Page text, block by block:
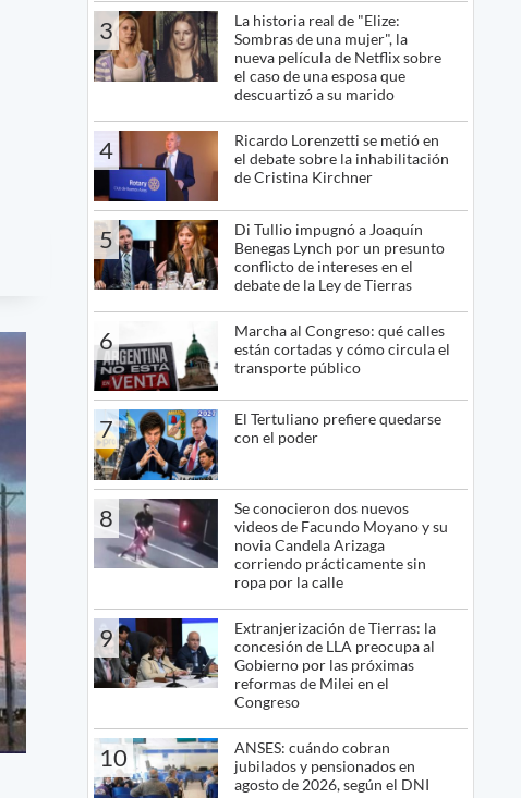
3
La historia real de "Elize:
Sombras de una mujer", la
nueva película de Netflix sobre
el caso de una esposa que
descuartizó a su marido
4
Ricardo Lorenzetti se metió en
el debate sobre la inhabilitación
de Cristina Kirchner
5
Di Tullio impugnó a Joaquín
Benegas Lynch por un presunto
conflicto de intereses en el
debate de la Ley de Tierras
6
Marcha al Congreso: qué calles
están cortadas y cómo circula el
transporte público
7
El Tertuliano prefiere quedarse
con el poder
8
Se conocieron dos nuevos
videos de Facundo Moyano y su
novia Candela Arizaga
corriendo prácticamente sin
ropa por la calle
9
Extranjerización de Tierras: la
concesión de LLA preocupa al
Gobierno por las próximas
reformas de Milei en el
Congreso
10
ANSES: cuándo cobran
jubilados y pensionados en
agosto de 2026, según el DNI